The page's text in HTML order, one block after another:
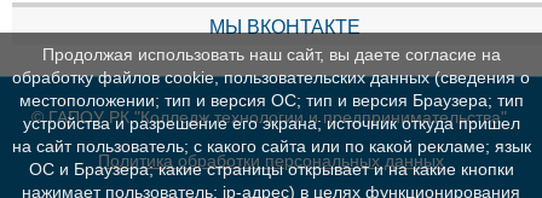
МЫ ВКОНТАКТЕ
© ГАПОУ РК "Колледж технологии и предпринимательства"
Политика обработки персональных данных
Продолжая использовать наш сайт, вы даете согласие на
обработку файлов cookie, пользовательских данных (сведения о
местоположении; тип и версия ОС; тип и версия Браузера; тип
устройства и разрешение его экрана; источник откуда пришел
на сайт пользователь; с какого сайта или по какой рекламе; язык
ОС и Браузера; какие страницы открывает и на какие кнопки
нажимает пользователь; ip-адрес) в целях функционирования